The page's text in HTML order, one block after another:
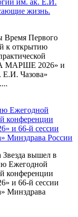
жизнь.
Время Первого
к открытию
МАРШЕ 2026» и
Чазова»
Ежегодной
конференции
66-й сессии
России
Звезда вышел в
Ежегодной
конференции
66-й сессии
Минздрава